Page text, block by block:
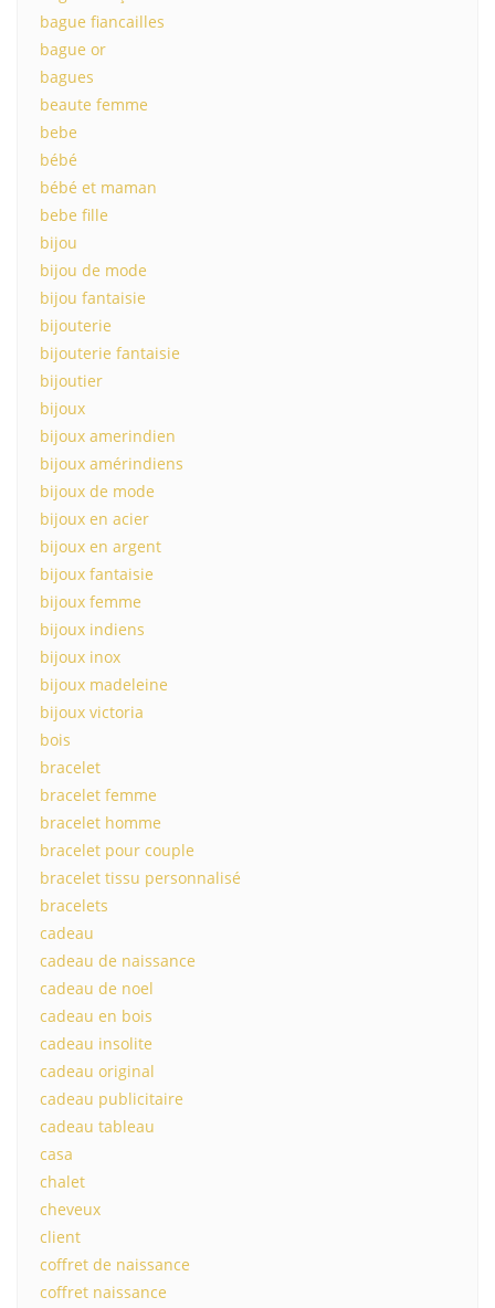
bague fiancailles
bague or
bagues
beaute femme
bebe
bébé
bébé et maman
bebe fille
bijou
bijou de mode
bijou fantaisie
bijouterie
bijouterie fantaisie
bijoutier
bijoux
bijoux amerindien
bijoux amérindiens
bijoux de mode
bijoux en acier
bijoux en argent
bijoux fantaisie
bijoux femme
bijoux indiens
bijoux inox
bijoux madeleine
bijoux victoria
bois
bracelet
bracelet femme
bracelet homme
bracelet pour couple
bracelet tissu personnalisé
bracelets
cadeau
cadeau de naissance
cadeau de noel
cadeau en bois
cadeau insolite
cadeau original
cadeau publicitaire
cadeau tableau
casa
chalet
cheveux
client
coffret de naissance
coffret naissance